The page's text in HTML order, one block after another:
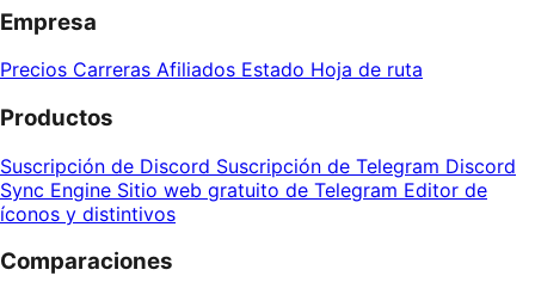
Empresa
Precios Carreras Afiliados Estado Hoja de ruta
Productos
Suscripción de Discord Suscripción de Telegram Discord
Sync Engine Sitio web gratuito de Telegram Editor de
íconos y distintivos
Comparaciones